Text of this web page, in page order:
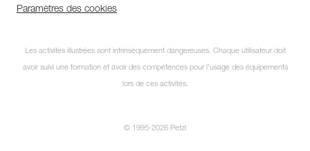
Paramètres des cookies
Les activités illustrées sont intrinsèquement dangereuses. Chaque utilisateur doit
avoir suivi une formation et avoir des compétences pour l’usage des équipements
lors de ces activités.
© 1995-2026 Petzl